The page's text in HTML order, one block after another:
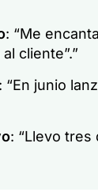
: “Me
cliente”.”
: “En junio
: “Llevo tres